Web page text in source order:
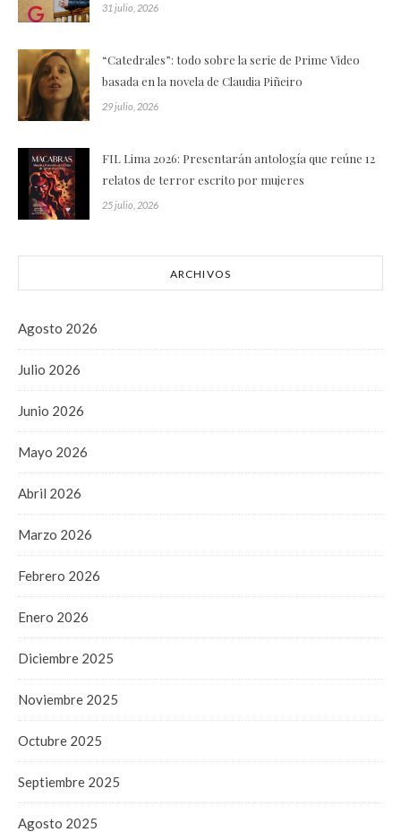
31 julio, 2026
“Catedrales”: todo sobre la serie de Prime Video
basada en la novela de Claudia Piñeiro
29 julio, 2026
FIL Lima 2026: Presentarán antología que reúne 12
relatos de terror escrito por mujeres
25 julio, 2026
ARCHIVOS
Agosto 2026
Julio 2026
Junio 2026
Mayo 2026
Abril 2026
Marzo 2026
Febrero 2026
Enero 2026
Diciembre 2025
Noviembre 2025
Octubre 2025
Septiembre 2025
Agosto 2025